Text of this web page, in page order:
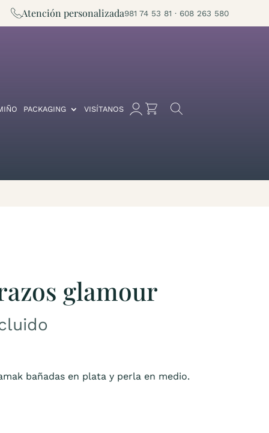
Atención personalizada981 74 53 81 · 608 263 580
PACKAGING VISÍTANOS
glamour
bañadas en plata y perla en medio.